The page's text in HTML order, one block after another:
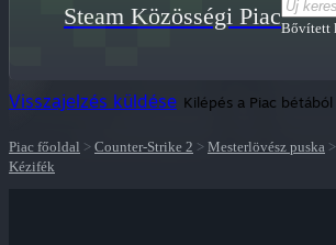
Steam Közösségi PiacBővített
Visszajelzés küldése Kilépés a Piac bétából
Piac főoldal > Counter-Strike 2 > Mesterlövész puska >
Kézifék